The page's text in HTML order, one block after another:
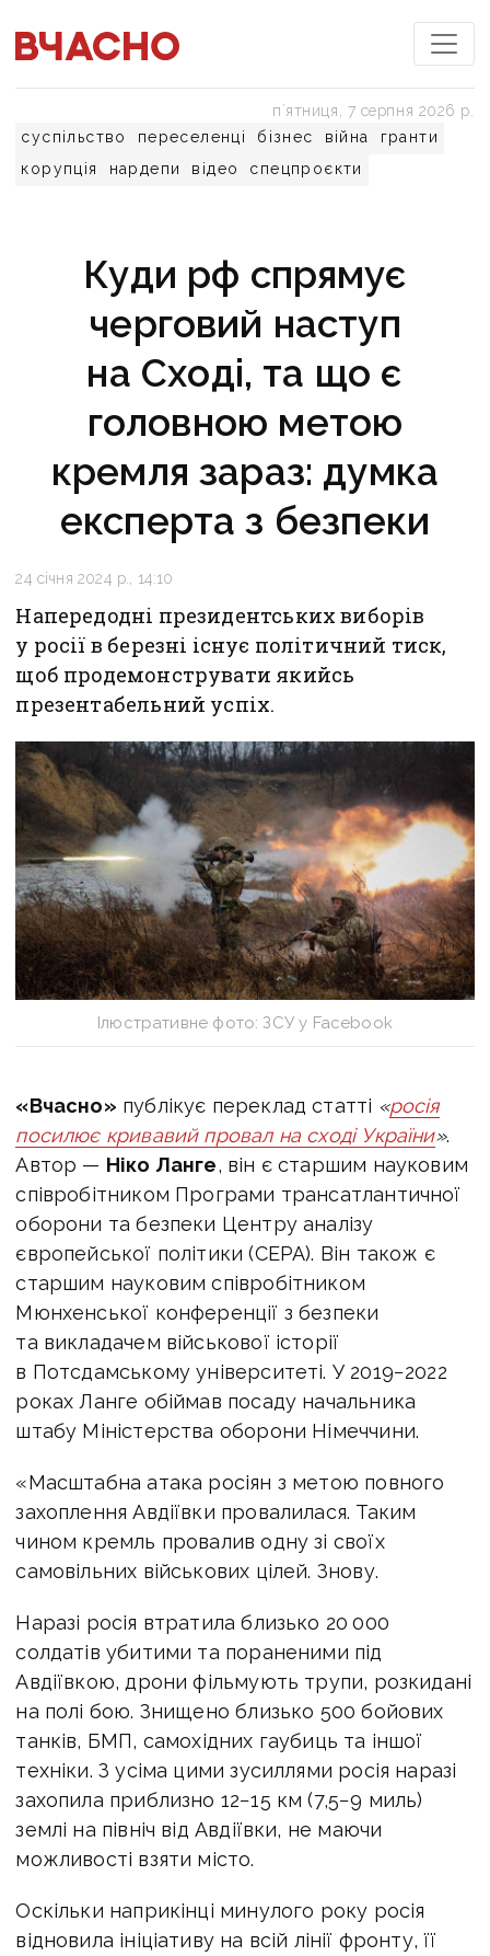
суспільство переселенці бізнес війна
гранти
корупція
нардепи відео спецпроєкти
пʼятниця, 7 серпня 2026 р.
Куди рф спрямує
черговий наступ
на Сході, та що є
головною метою
кремля зараз: думка
експерта з безпеки
24 січня 2024 р., 14:10
Напередодні президентських виборів
у росії в березні існує політичний тиск,
щоб продемонструвати якийсь
презентабельний успіх.
Ілюстративне фото: ЗСУ у Facebook
«Вчасно» публікує переклад статті «росія
посилює кривавий провал на сході України».
Автор — Ніко Ланге, він є старшим науковим
співробітником Програми трансатлантичної
оборони та безпеки Центру аналізу
європейської політики (CEPA). Він також є
старшим науковим співробітником
Мюнхенської конференції з безпеки
та викладачем військової історії
в Потсдамському університеті. У 2019−2022
роках Ланге обіймав посаду начальника
штабу Міністерства оборони Німеччини.
«Масштабна атака росіян з метою повного
захоплення Авдіївки провалилася. Таким
чином кремль провалив одну зі своїх
самовільних військових цілей. Знову.
Наразі росія втратила близько 20 000
солдатів убитими та пораненими під
Авдіївкою, дрони фільмують трупи, розкидані
на полі бою. Знищено близько 500 бойових
танків, БМП, самохідних гаубиць та іншої
техніки. З усіма цими зусиллями росія наразі
захопила приблизно 12−15 км (7,5−9 миль)
землі на північ від Авдіївки, не маючи
можливості взяти місто.
Оскільки наприкінці минулого року росія
відновила ініціативу на всій лінії фронту, її